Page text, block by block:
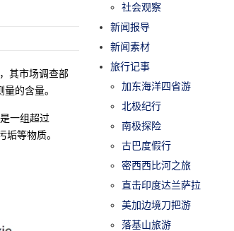
其市场调查部
的含量。
一组超过
等物质。
社会观察
新闻报导
新闻素材
旅行记事
加东海洋四省游
北极纪行
南极探险
古巴度假行
密西西比河之旅
直击印度达兰萨拉
美加边境刀把游
落基山旅游